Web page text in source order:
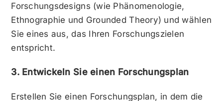
Forschungsdesigns (wie Phänomenologie,
Ethnographie und Grounded Theory) und wählen
Sie eines aus, das Ihren Forschungszielen
entspricht.
3. Entwickeln Sie einen Forschungsplan
Erstellen Sie einen Forschungsplan, in dem die